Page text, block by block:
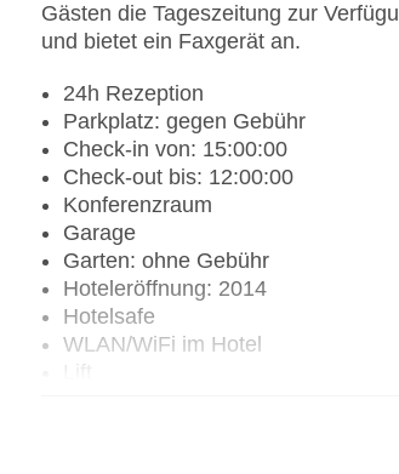
Gästen die Tageszeitung zur
und bietet ein Faxgerät an.
24h Rezeption
Parkplatz: gegen Gebühr
Check-in von: 15:00:00
Check-out bis: 12:00:00
Konferenzraum
Garage
Garten: ohne Gebühr
Hoteleröffnung: 2014
Hotelsafe
WLAN/WiFi im Hotel
Lift